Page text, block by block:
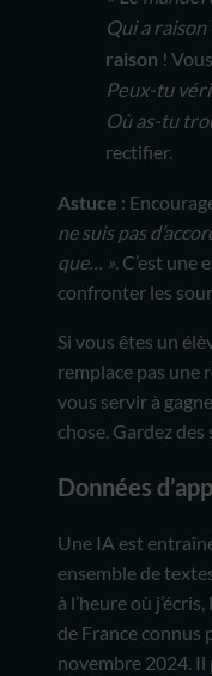
Qui a raison
raison !
Peux-tu
Où as-tu
rectifier.
Astuce :
ne suis pas
que… ». C’est une
confronter les
Si vous êtes un
remplace pas une
vous servir à
chose. Gardez
Données
Une IA est
ensemble de
à l’heure où
de France connus
novembre 2024.